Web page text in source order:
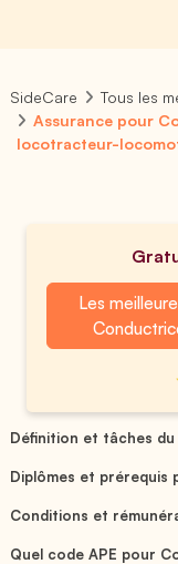
SideCare
Tous les
Assurance pour
locotracteur-
Les
Définition et tâches
Diplômes et prérequis
Conditions et
Quel code APE pour